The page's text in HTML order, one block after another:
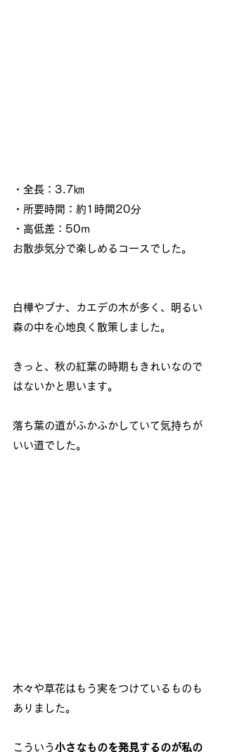
・全長：3.7㎞
・所要時間：約1時間20分
・高低差：50m
お散歩気分で楽しめるコースでした。
白樺やブナ、カエデの木が多く、明るい
森の中を心地良く散策しました。
きっと、秋の紅葉の時期もきれいなので
はないかと思います。
落ち葉の道がふかふかしていて気持ちが
いい道でした。
木々や草花はもう実をつけているものも
ありました。
こういう小さなものを発見するのが私の